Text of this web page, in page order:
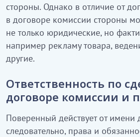
стороны. Однако в отличие от
в договоре комиссии стороны
не только юридические, но
например рекламу товара,
другие.
Ответственность по
договоре комиссии и
Поверенный действует от имени
следовательно, права и